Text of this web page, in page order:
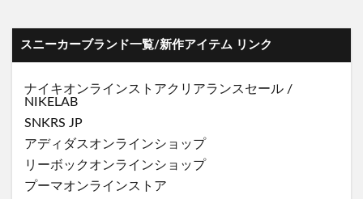
スニーカーブランド一覧/新作アイテム リンク
ナイキオンラインストアクリアランスセール /
NIKELAB
SNKRS JP
アディダスオンラインショップ
リーボックオンラインショップ
プーマオンラインストア